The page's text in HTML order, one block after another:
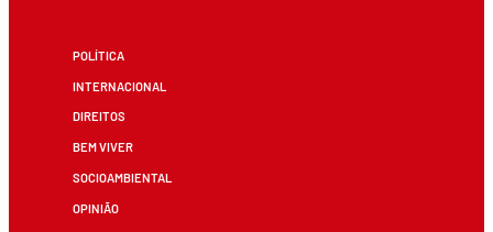
POLÍTICA
INTERNACIONAL
DIREITOS
BEM VIVER
SOCIOAMBIENTAL
OPINIÃO